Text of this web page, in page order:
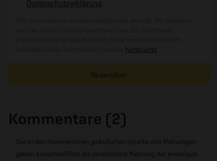
Datenschutzerklärung
Netiquette
Absenden
Kommentare (2)
Die in den Kommentaren geäußerten Inhalte und Meinungen
geben ausschließlich die persönliche Meinung der jeweiligen